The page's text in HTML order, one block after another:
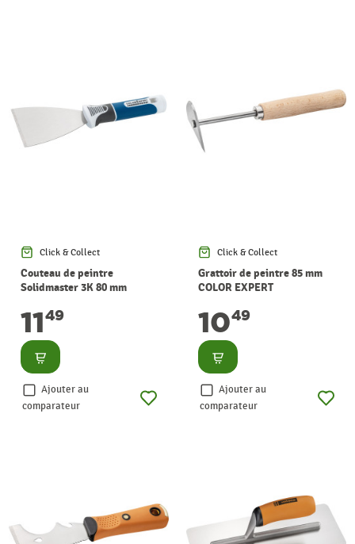
Click & Collect
Couteau de peintre
Solidmaster 3K 80 mm
1149
Consulter
Ajouter au
comparateur
Click & Collect
Grattoir de peintre 85 mm
COLOR EXPERT
1049
Consulter
Ajouter au
comparateur